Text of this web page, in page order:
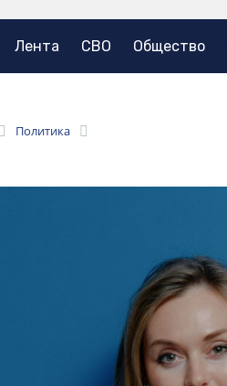
Лента СВО Общество
Политика